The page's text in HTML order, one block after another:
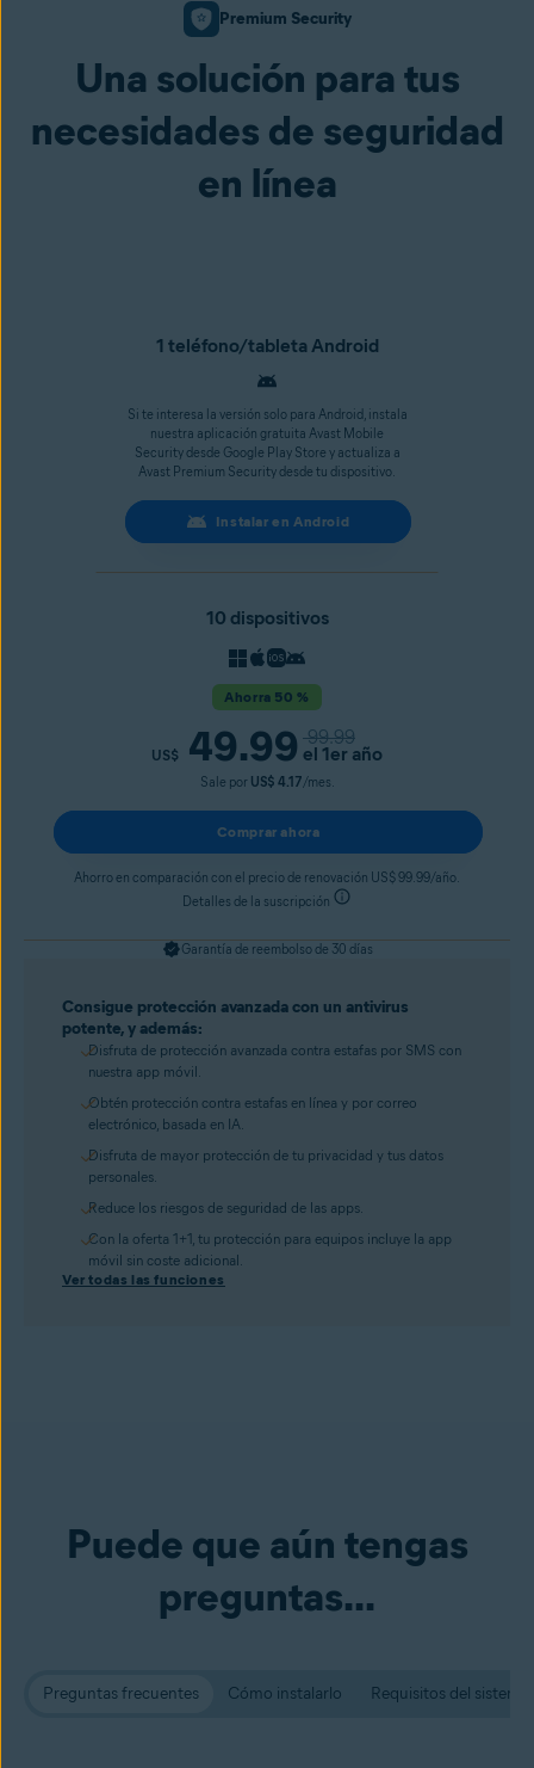
Premium Security
Una solución para tus
necesidades de seguridad
en línea
Consigue protección avanzada con un antivirus
potente, y además:
Disfruta de protección avanzada contra estafas por SMS con
nuestra app móvil.
Obtén protección contra estafas en línea y por correo
electrónico, basada en IA.
Disfruta de mayor protección de tu privacidad y tus datos
personales.
Reduce los riesgos de seguridad de las apps.
Con la oferta 1+1, tu protección para equipos incluye la app
móvil sin coste adicional.
Ver todas las funciones
1 teléfono/tableta Android
Si te interesa la versión solo para Android, instala
nuestra aplicación gratuita Avast Mobile
Security desde Google Play Store y actualiza a
Avast Premium Security desde tu dispositivo.
Instalar en Android
10 dispositivos
Ahorra 50 %
US$ 49.99 99.99
el 1er año
Sale por US$ 4.17/mes.
Comprar ahora
Ahorro en comparación con el precio de renovación US$ 99.99/año.
Detalles de la suscripción
Garantía de reembolso de 30 días
Puede que aún tengas
preguntas...
Preguntas frecuentes Cómo instalarlo Requisitos del sistema